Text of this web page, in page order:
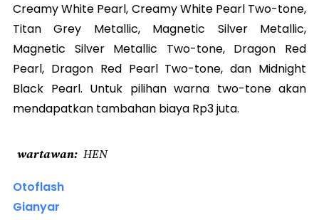
Creamy White Pearl, Creamy White Pearl Two-tone,
Titan Grey Metallic, Magnetic Silver Metallic,
Magnetic Silver Metallic Two-tone, Dragon Red
Pearl, Dragon Red Pearl Two-tone, dan Midnight
Black Pearl. Untuk pilihan warna two-tone akan
mendapatkan tambahan biaya Rp3 juta.
wartawan HEN
Otoflash
Gianyar